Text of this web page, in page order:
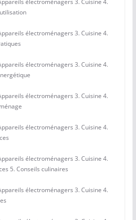
électroménagers 3. Cuisine 4.
électroménagers 3. Cuisine 4.
électroménagers 3. Cuisine 4.
électroménagers 3. Cuisine 4.
électroménagers 3. Cuisine 4.
électroménagers 3. Cuisine 4.
5. Conseils culinaires
électroménagers 3. Cuisine 4.